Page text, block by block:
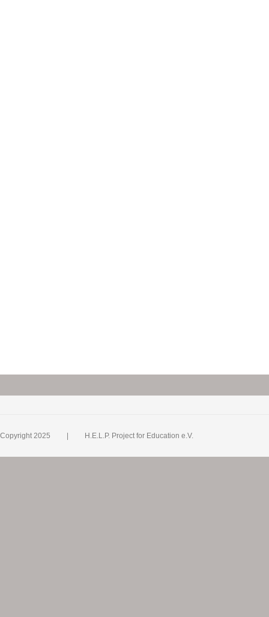
Copyright 2025 | H.E.L.P. Project for Education e.V.